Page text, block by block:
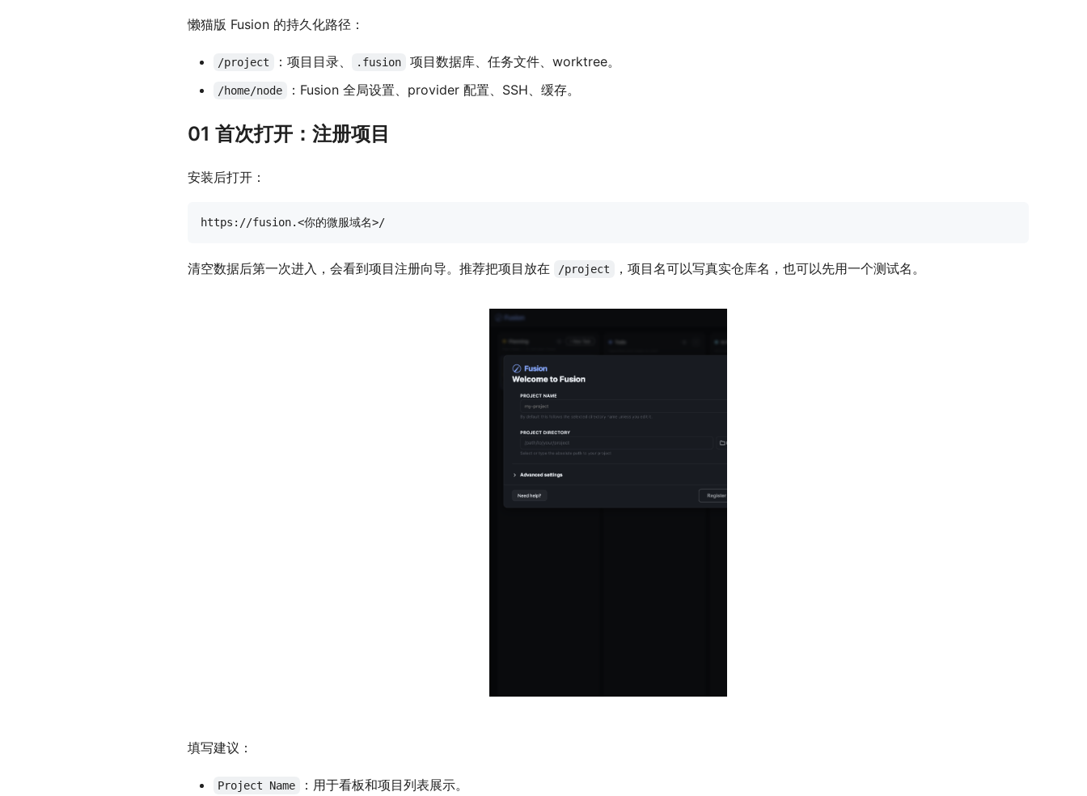
懒猫版 Fusion 的持久化路径：
/project ：项目目录、 .fusion 项目数据库、任务文件、worktree。
/home/node ：Fusion 全局设置、provider 配置、SSH、缓存。
01 首次打开：注册项目
安装后打开：
清空数据后第一次进入，会看到项目注册向导。推荐把项目放在 /project ，项目名可以写真实仓库名，也可以先用一个测试名。
填写建议：
Project Name ：用于看板和项目列表展示。